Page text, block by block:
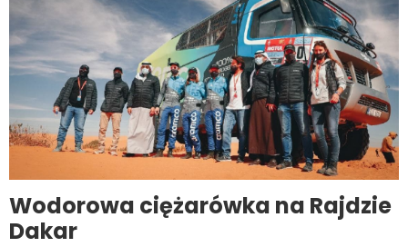
Wodorowa ciężarówka na Rajdzie
Dakar